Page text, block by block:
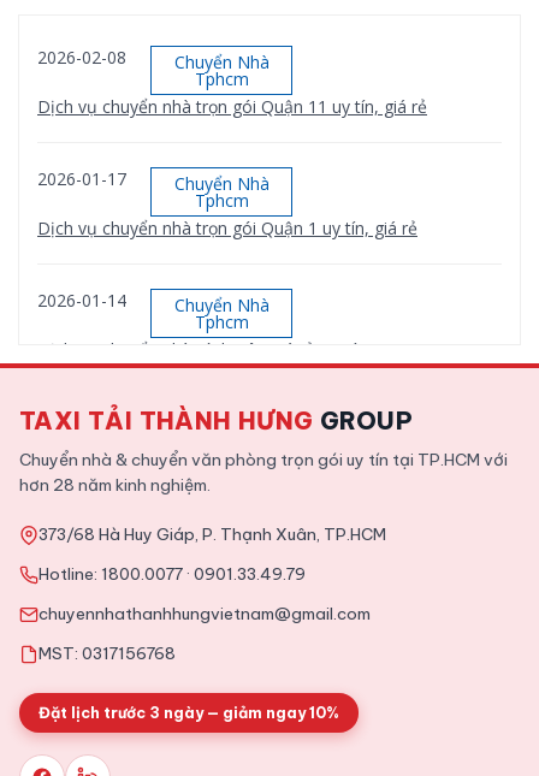
2026-02-08 Chuyển Nhà
Tphcm
Dịch vụ chuyển nhà trọn gói Quận 11 uy tín, giá rẻ
2026-01-17 Chuyển Nhà
Tphcm
Dịch vụ chuyển nhà trọn gói Quận 1 uy tín, giá rẻ
2026-01-14 Chuyển Nhà
Tphcm
Dịch vụ chuyển nhà Bình Tân giá rẻ, uy tín
2026-01-12 Chuyển Nhà
Dịch vụ chuyển nhà trọn gói Quận 9 uy tín, giá rẻ
2025-11-09
Tin Tức
Tổng hợp kinh nghiệm chuyển văn phòng chi tiết từ A tới Z
TAXI TẢI THÀNH HƯNG GROUP
Chuyển nhà & chuyển văn phòng trọn gói uy tín tại TP.HCM với
hơn 28 năm kinh nghiệm.
373/68 Hà Huy Giáp, P. Thạnh Xuân, TP.HCM
Hotline: 1800.0077 · 0901.33.49.79
chuyennhathanhhungvietnam@gmail.com
MST: 0317156768
Đặt lịch trước 3 ngày — giảm ngay 10%